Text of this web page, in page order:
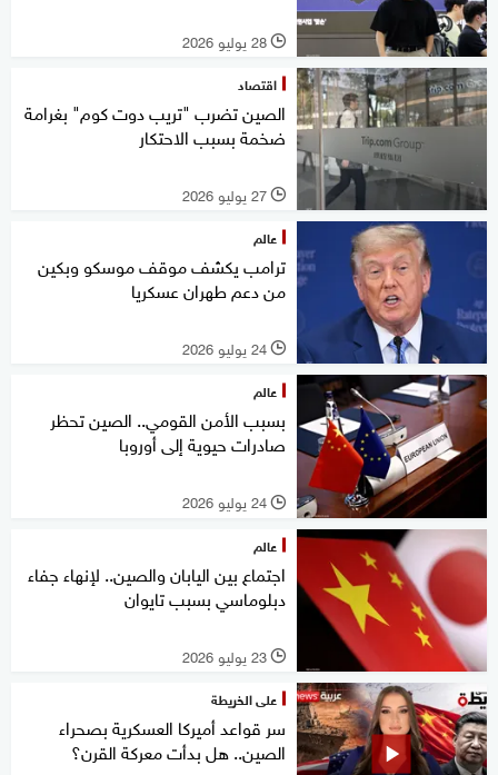
l 28 يوليو 2026
اقتصاد
الصين تضرب "تريب دوت كوم" بغرامة
ضخمة بسبب الاحتكار
l 27 يوليو 2026
عالم
ترامب يكشف موقف موسكو وبكين
من دعم طهران عسكريا
l 24 يوليو 2026
عالم
بسبب الأمن القومي.. الصين تحظر
صادرات حيوية إلى أوروبا
l 24 يوليو 2026
عالم
اجتماع بين اليابان والصين.. لإنهاء جفاء
دبلوماسي بسبب تايوان
l 23 يوليو 2026
على الخريطة
سر قواعد أميركا العسكرية بصحراء
الصين.. هل بدأت معركة القرن؟